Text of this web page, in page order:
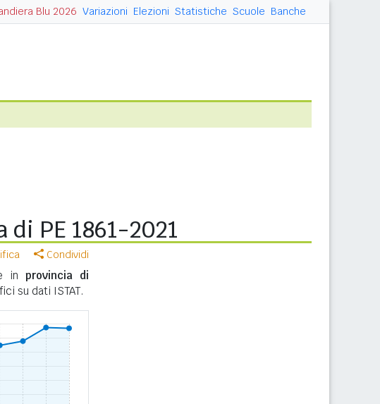
Blu 2026 Variazioni Elezioni Statistiche Scuole Banche
PE 1861-2021
Condividi
in provincia di
su dati ISTAT.